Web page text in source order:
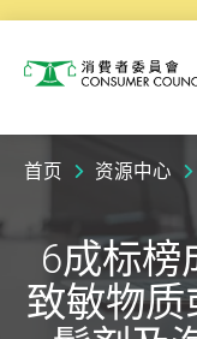
消费者委员会
首页 资源中心
6成标榜
致敏物